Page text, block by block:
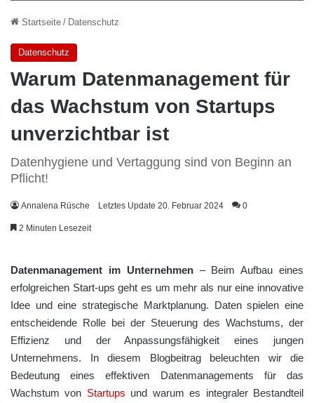
Startseite / Datenschutz
Datenschutz
Warum Datenmanagement für
das Wachstum von Startups
unverzichtbar ist
Datenhygiene und Vertaggung sind von Beginn an
Pflicht!
Annalena Rüsche Letztes Update 20. Februar 2024 0
2 Minuten Lesezeit
Datenmanagement im Unternehmen– Beim Aufbau eines
erfolgreichen Start-ups geht es um mehr als nur eine innovative
Idee und eine strategische Marktplanung. Daten spielen eine
entscheidende Rolle bei der Steuerung des Wachstums, der
Effizienz und der Anpassungsfähigkeit eines jungen
Unternehmens. In diesem Blogbeitrag beleuchten wir die
Bedeutung eines effektiven Datenmanagements für das
Wachstum von Startups und warum es integraler Bestandteil